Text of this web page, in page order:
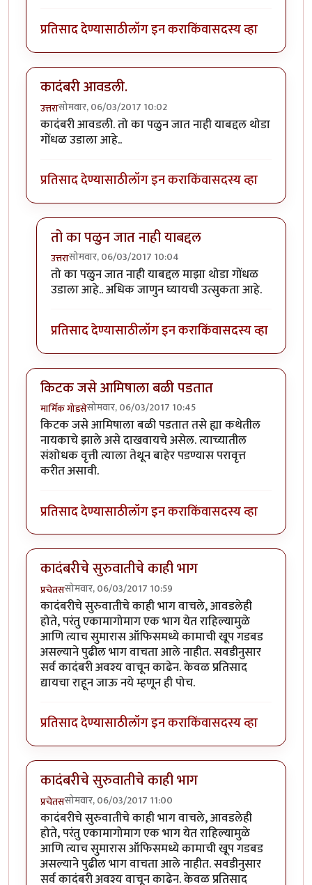
प्रतिसाद देण्यासाठीलॉग इन कराकिंवासदस्य व्हा
कादंबरी आवडली.
उत्तरासोमवार, 06/03/2017 10:02
कादंबरी आवडली. तो का पळुन जात नाही याबद्दल थोडा
गोंधळ उडाला आहे..
प्रतिसाद देण्यासाठीलॉग इन कराकिंवासदस्य व्हा
तो का पळुन जात नाही याबद्दल
उत्तरासोमवार, 06/03/2017 10:04
In reply toकादंबरी आवडली.byउत्तरा
तो का पळुन जात नाही याबद्दल माझा थोडा गोंधळ
उडाला आहे.. अधिक जाणुन घ्यायची उत्सुकता आहे.
प्रतिसाद देण्यासाठीलॉग इन कराकिंवासदस्य व्हा
किटक जसे आमिषाला बळी पडतात
मार्मिक गोडसेसोमवार, 06/03/2017 10:45
किटक जसे आमिषाला बळी पडतात तसे ह्या कथेतील
नायकाचे झाले असे दाखवायचे असेल. त्याच्यातील
संशोधक वृत्ती त्याला तेथून बाहेर पडण्यास परावृत्त
करीत असावी.
प्रतिसाद देण्यासाठीलॉग इन कराकिंवासदस्य व्हा
कादंबरीचे सुरुवातीचे काही भाग
प्रचेतससोमवार, 06/03/2017 10:59
कादंबरीचे सुरुवातीचे काही भाग वाचले, आवडलेही
होते, परंतु एकामागोमाग एक भाग येत राहिल्यामुळे
आणि त्याच सुमारास ऑफिसमध्ये कामाची खूप गडबड
असल्याने पुढील भाग वाचता आले नाहीत. सवडीनुसार
सर्व कादंबरी अवश्य वाचून काढेन. केवळ प्रतिसाद
द्यायचा राहून जाऊ नये म्हणून ही पोच.
प्रतिसाद देण्यासाठीलॉग इन कराकिंवासदस्य व्हा
कादंबरीचे सुरुवातीचे काही भाग
प्रचेतससोमवार, 06/03/2017 11:00
कादंबरीचे सुरुवातीचे काही भाग वाचले, आवडलेही
होते, परंतु एकामागोमाग एक भाग येत राहिल्यामुळे
आणि त्याच सुमारास ऑफिसमध्ये कामाची खूप गडबड
असल्याने पुढील भाग वाचता आले नाहीत. सवडीनुसार
सर्व कादंबरी अवश्य वाचून काढेन. केवळ प्रतिसाद